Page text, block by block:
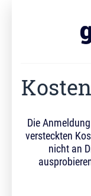
Die
versteckten
nicht an